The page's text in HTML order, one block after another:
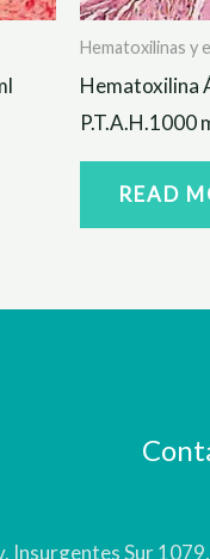
Hematoxilinas y
Hematoxilina
P.T.A.H.1000
READ
Insurgentes Sur